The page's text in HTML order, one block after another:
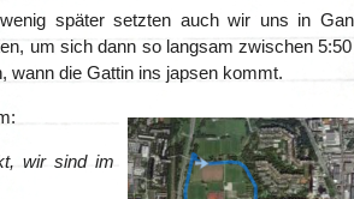
später setzten auch wir uns in
um sich dann so langsam zwischen
wann die Gattin ins japsen kommt.
wir sind im